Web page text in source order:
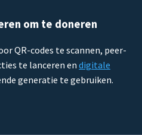
om te doneren
QR-codes te scannen, peer-
te lanceren en digitale
generatie te gebruiken.